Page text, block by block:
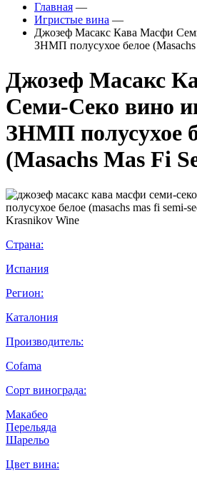
Главная —
Игристые вина —
Джозеф Масакс Кава Масфи
ЗНМП полусухое белое (Masachs
Джозеф Масакс
Семи-Секо вино
ЗНМП полусухое
(Masachs Mas Fi
Страна:
Испания
Регион:
Каталония
Производитель:
Cofama
Сорт винограда:
Макабео
Перельяда
Шарельо
Цвет вина: